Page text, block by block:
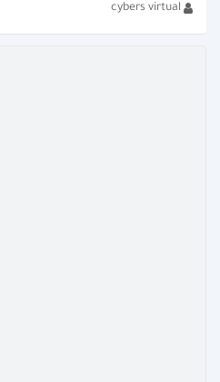
المحررات مثل DaVinci Resolve...
cybers virtual